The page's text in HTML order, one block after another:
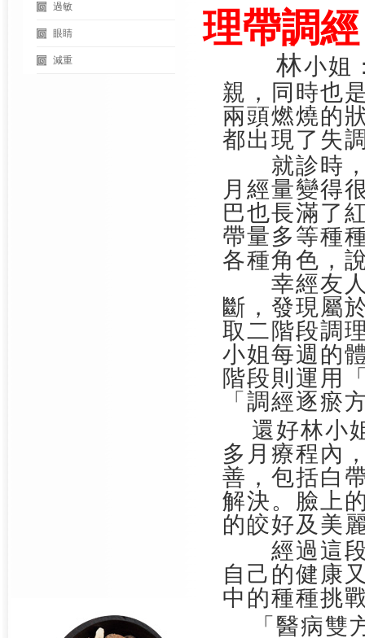
過敏
眼睛
減重
理帶調經
林小姐
親，同時也
兩頭燃燒的
都出現了失
就診時
月經量變得
巴也長滿了
帶量多等種
各種角色，
幸經友人
斷，發現屬
取二階段調
小姐每週的
階段則運用
「調經逐瘀
還好林小
多月療程內
善，包括白
解決。臉上
的皎好及美
經過這
自己的健康
中的種種挑
「醫病